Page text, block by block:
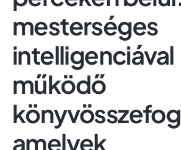
mesterséges
intelligenciával
működő
amelyek